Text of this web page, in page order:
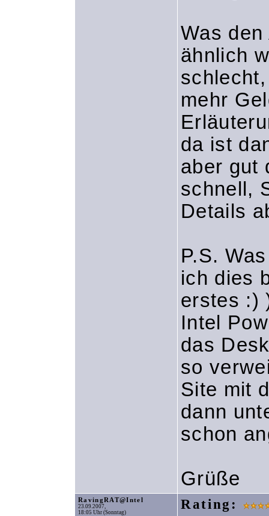
Was
ähnlich
mehr
da ist
aber gut
schnell,
Details
P.S.
ich dies
erstes :)
Intel
das
so
Site mit
dann
schon
Grüße
RavingRAT@Intel
23.09.2007,
18:05 Uhr (Sonntag)
Rating: